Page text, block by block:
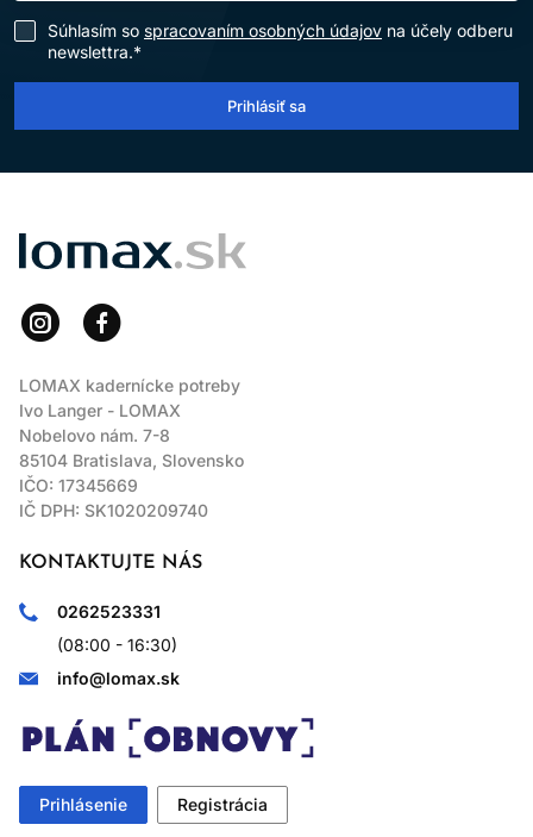
Súhlasím so spracovaním osobných údajov na účely odberu
newslettra.*
Prihlásiť sa
LOMAX
LOMAX kadernícke potreby
Ivo Langer - LOMAX
Nobelovo nám. 7-8
85104 Bratislava, Slovensko
IČO: 17345669
IČ DPH: SK1020209740
KONTAKTUJTE NÁS
0262523331
(08:00 - 16:30)
info@lomax.sk
Prihlásenie Registrácia